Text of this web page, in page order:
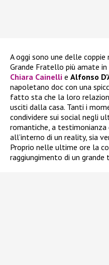
A oggi sono une delle
Grande Fratello più amate
Chiara Cainelli e Alfonso
napoletano doc con una
fatto sta che la loro
usciti dalla casa. Tanti i
condividere sui social negli
romantiche, a
all’interno di un reality, sia
Proprio nelle ultime ore la
raggiungimento di un grande